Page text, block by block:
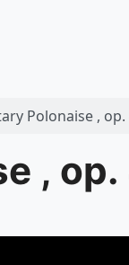
Polonaise , op.
,